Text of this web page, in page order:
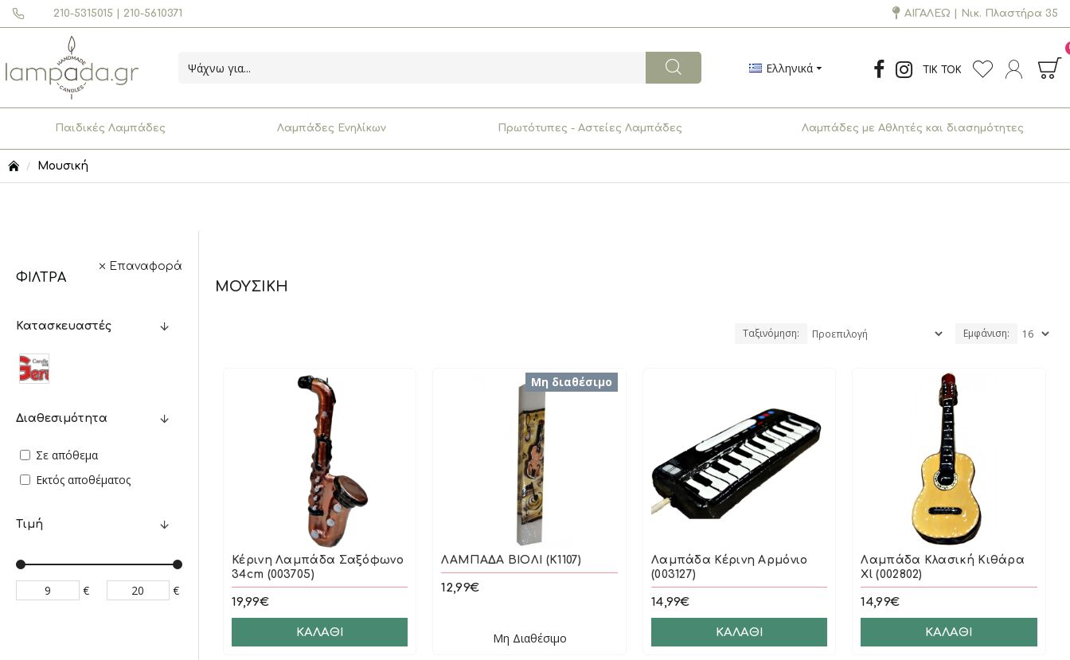
210-5315015 | 210-5610371 ΑΙΓΑΛΕΩ | Νικ. Πλαστήρα 35
Ελληνικά TIK TOK
Παιδικές Λαμπάδες Λαμπάδες Ενηλίκων Πρωτότυπες - Αστείες Λαμπάδες Λαμπάδες με Αθλητές και διασημότητες
Μουσική
ΦΊΛΤΡΑ
Επαναφορά
Τιμή
€ €
Κατασκευαστές
Διαθεσιμότητα
Σε απόθεμα
Εκτός αποθέματος
ΜΟΥΣΙΚΉ
Ταξινόμηση: Εμφάνιση:
Κέρινη Λαμπάδα Σαξόφωνο
34cm (003705)
19,99€
ΚΑΛΆΘΙ
Μη διαθέσιμο
ΛΑΜΠΑΔΑ ΒΙΟΛΙ (Κ1107)
12,99€
Μη Διαθέσιμο
Λαμπάδα Κέρινη Αρμόνιο
(003127)
14,99€
ΚΑΛΆΘΙ
Λαμπάδα Κλασική Κιθάρα
Xl (002802)
14,99€
ΚΑΛΆΘΙ